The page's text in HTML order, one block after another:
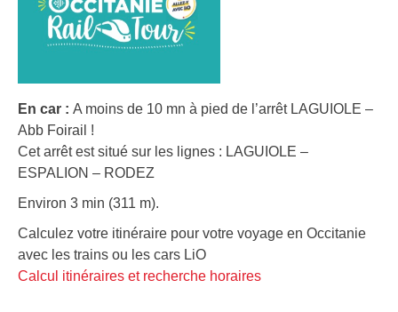
En car : A moins de 10 mn à pied de l’arrêt LAGUIOLE –
Abb Foirail !
Cet arrêt est situé sur les lignes : LAGUIOLE –
ESPALION – RODEZ
Environ 3 min (311 m).
Calculez votre itinéraire pour votre voyage en Occitanie
avec les trains ou les cars LiO
Calcul itinéraires et recherche horaires